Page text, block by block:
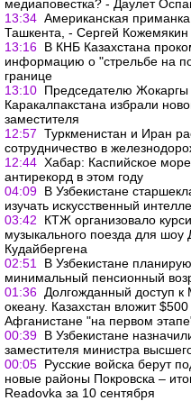
медиаповестка? - Даулет
13:34 Американская
Ташкента, - Сергей Кожемякин
13:16 В КНБ Казахстана
информацию о "стрельбе на
границе
13:10 Председателю Жокаргы
Каракалпакстана избрали
заместителя
12:57 Туркменистан и Иран
сотрудничество в
12:44 Хабар: Каспийское
антирекорд в этом году
04:09 В Узбекистане
изучать искусственный
03:42
КТЖ организовало
музыкального поезда для
Кудайбергена
02:51
В Узбекистане
минимальный пенсионный
01:36 Долгожданный доступ
океану. Казахстан вложит
Афганистане "на первом
00:39 В Узбекистане
заместителя министра
00:05 Русские войска берут
новые районы Покровска –
Readovka за 10 сентября